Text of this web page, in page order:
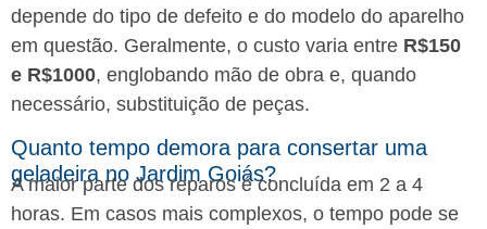
depende do tipo de defeito e do modelo do aparelho
em questão. Geralmente, o custo varia entre R$150
e R$1000, englobando mão de obra e, quando
necessário, substituição de peças.
Quanto tempo demora para consertar uma
geladeira no Jardim Goiás?
A maior parte dos reparos é concluída em 2 a 4
horas. Em casos mais complexos, o tempo pode se